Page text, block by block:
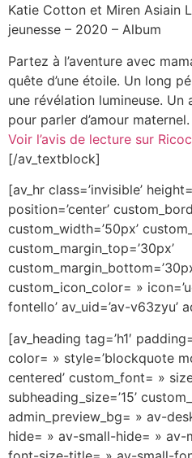
Katie Cotton et Miren Asiain
jeunesse – 2020 – Album
Partez à l’aventure avec
quête d’une étoile. Un long
une révélation lumineuse.
pour parler d’amour maternel.
Voir l’avis de lecture sur
[/av_textblock]
[av_hr class=’invisible’
position=’center’
custom_width=’50px’
custom_margin_top=’30px’
custom_icon_color= »
fontello’ av_uid=’av-v63zyu’
[av_heading tag=’h1′
color= » style=’blockquote
centered’ custom_font= »
subheading_size=’15’
admin_preview_bg= » av-
hide= » av-small-hide= »